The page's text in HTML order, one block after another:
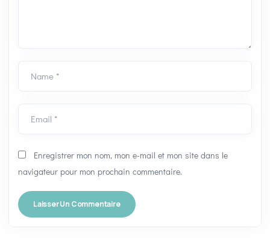
Name *
Email *
Enregistrer mon nom, mon e-mail et mon site dans le
navigateur pour mon prochain commentaire.